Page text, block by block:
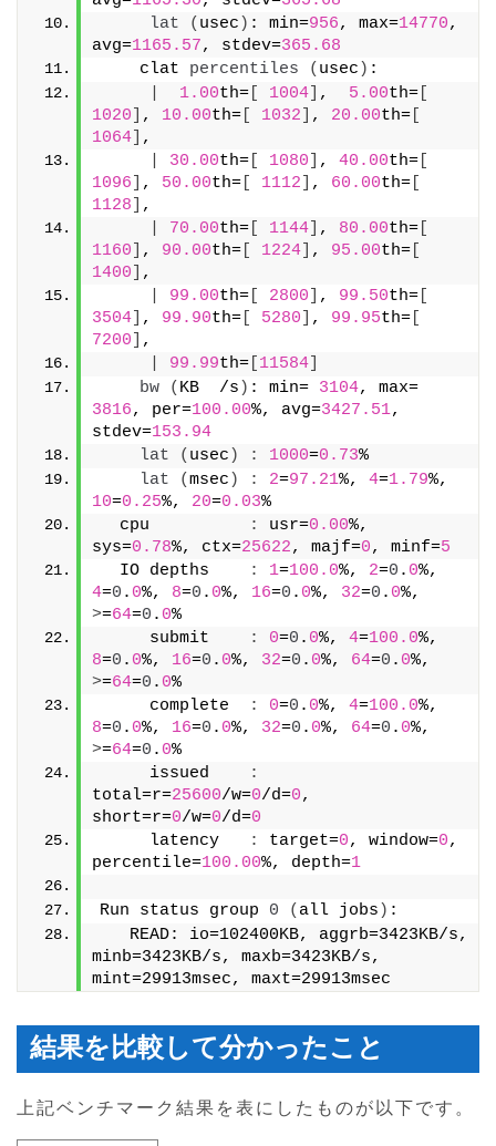
lat
( usec ) : min=956, max=14770,
avg=1165.57, stdev=365.68
    clat
percentiles ( usec ) :
1.00th= 1004 , 5.00th=
1020
, 10.00th= 1032 , 20.00th=
1064
,
30.00th= 1080 , 40.00th=
1096
, 50.00th= 1112 , 60.00th=
1128
,
70.00th= 1144 , 80.00th=
1160
, 90.00th= 1224 , 95.00th=
1400
,
99.00th= 2800 , 99.50th=
3504
, 99.90th= 5280 , 99.95th=
7200
,
99.99th= 11584
bw
( KB  /s ) : min= 3104
3816, per=100.00%, avg=3427.51,
stdev=153.94
lat
( usec ) : 1000=0.73%
lat
(msec ) : 2=97.21%, 4=1.79
10=0.25%, 20=0.03%
  cpu
: usr=0.00%,
sys=0.78%, ctx=25622, majf=0, minf=5
  IO depths
: 1=100.0%, 2=0 . 0
4=0 . 0%, 8=0 . 0%, 16=0 . 0%, 32=0 . 0
>=64=0 . 0%
     submit
: 0=0 . 0%, 4=100.0
8=0 . 0%, 16=0 . 0%, 32=0 . 0%, 64=0 . 0
>=64=0 . 0%
     complete
: 0=0 . 0%, 4=100.0
8=0 . 0%, 16=0 . 0%, 32=0 . 0%, 64=0 . 0
>=64=0 . 0%
     issued
:
total=r=25600/w=0/d=0,
short=r=0/w=0/d=0
     latency
: target=0, window=0,
percentile=100.00%, depth=1
Run status group 0 ( all jobs ) :
   READ: io=102400KB, aggrb=3423KB/s,
minb=3423KB/s, maxb=3423KB/s,
mint=29913msec, maxt=29913msec
結果を比較して分かったこと
上記ベンチマーク結果を表にしたものが以下です。